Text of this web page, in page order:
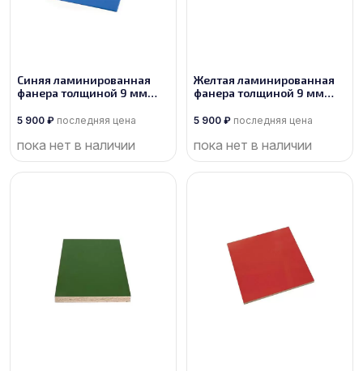
Синяя ламинированная
фанера толщиной 9 мм
1/1
5 900 ₽ последняя цена
пока нет в наличии
Желтая ламинированная
фанера толщиной 9 мм
1/1
5 900 ₽ последняя цена
пока нет в наличии